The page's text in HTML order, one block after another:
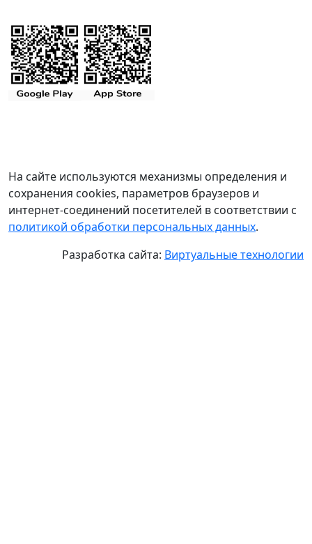
На сайте используются механизмы определения и
сохранения cookies, параметров браузеров и
интернет-соединений посетителей в соответствии с
политикой обработки персональных данных.
Разработка сайта: Виртуальные технологии